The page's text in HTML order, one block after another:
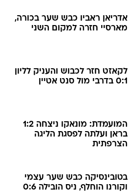
אדריאן ראביו כבש שער בכורה,
מארסיי חזרה למקום השני
לקאזט חזר לכבוש והעניק לליון
0:1 בדרבי מול סנט אטיין
המועמדת: מונאקו ניצחה 1:2
בראן ועלתה לפסגת הליגה
הצרפתית
בטובינסיקה כבש שער עצמי
וקורנו הוחלף, ניס הובילה 0:6